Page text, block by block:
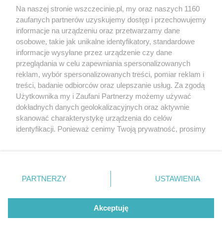
Wernisaże
Więcej
Specjalny koncert z okazji
20. urodzin portalu
wSzczecinie.pl
Regulamin konkursów
śniadaniówka "Hej
Szczecin! Jest piątek!"
Partnerzy
Praca Szczecin
© 2026 wSzczecinie.pl
Created by GOD
Na naszej stronie wszczecinie.pl, my oraz naszych 1160
zaufanych partnerów uzyskujemy dostęp i przechowujemy
informacje na urządzeniu oraz przetwarzamy dane
osobowe, takie jak unikalne identyfikatory, standardowe
informacje wysyłane przez urządzenie czy dane
przeglądania w celu zapewniania spersonalizowanych
reklam, wybór spersonalizowanych treści, pomiar reklam i
treści, badanie odbiorców oraz ulepszanie usług. Za zgodą
Użytkownika my i Zaufani Partnerzy możemy używać
dokładnych danych geolokalizacyjnych oraz aktywnie
skanować charakterystykę urządzenia do celów
identyfikacji. Ponieważ cenimy Twoją prywatność, prosimy
prywatności znajdujący się w lewym dolnym rogu strony
. Niektóre rodzaje przetwarzania danych nie wymagają
takiemu przetwarzaniu. Preferencje będą miały
zastosowania tylko na tej witrynie.
PARTNERZY USTAWIENIA
Akceptuję